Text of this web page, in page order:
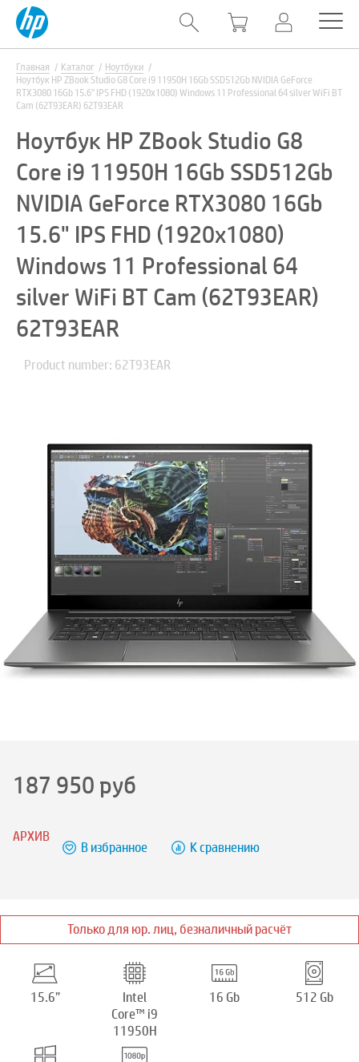
Главная Каталог
Ноутбуки
Ноутбук HP ZBook Studio G8 Core i9 11950H 16Gb SSD512Gb NVIDIA GeForce
RTX3080 16Gb 15.6" IPS FHD (1920x1080) Windows 11 Professional 64 silver WiFi BT
Cam (62T93EAR) 62T93EAR
Ноутбук HP ZBook Studio G8
Core i9 11950H 16Gb SSD512Gb
NVIDIA GeForce RTX3080 16Gb
15.6" IPS FHD (1920x1080)
Windows 11 Professional 64
silver WiFi BT Cam (62T93EAR)
62T93EAR
Product number: 62T93EAR
187 950 руб
АРХИВ
В избранное К сравнению
Только для юр. лиц, безналичный расчёт
15.6”
Intel
Core™ i9
11950H
16 Gb 512 Gb